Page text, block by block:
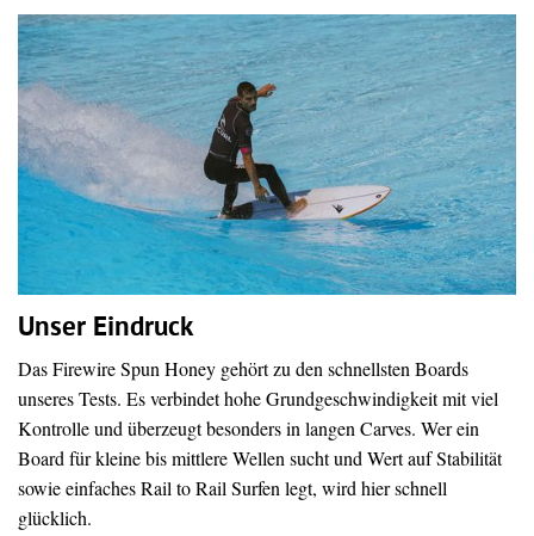
Unser Eindruck
Das Firewire Spun Honey gehört zu den schnellsten Boards
unseres Tests. Es verbindet hohe Grundgeschwindigkeit mit viel
Kontrolle und überzeugt besonders in langen Carves. Wer ein
Board für kleine bis mittlere Wellen sucht und Wert auf Stabilität
sowie einfaches Rail to Rail Surfen legt, wird hier schnell
glücklich.